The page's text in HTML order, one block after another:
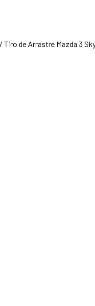
/ Tiro de Arrastre Mazda 3